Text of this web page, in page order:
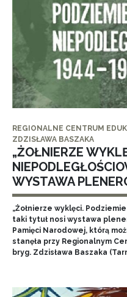
REGIONALNE CENTRUM
ZDZISŁAWA BASZAKA
„ŻOŁNIERZE
WYSTAWA
„Żołnierze wyklęci.
taki tytuł nosi wystawa
Pamięci Narodowej, którą
stanęła przy Regionalnym
bryg. Zdzisława Baszaka